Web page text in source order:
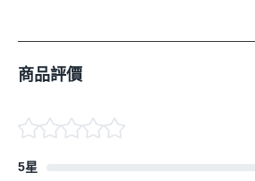
商品評價
5星